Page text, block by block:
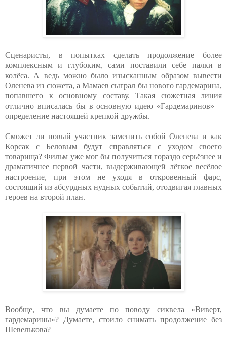
Сценаристы, в попытках сделать продолжение более
комплексным и глубоким, сами поставили себе палки в
колёса. А ведь можно было изысканным образом вывести
Оленева из сюжета, а Мамаев сыграл бы нового гардемарина,
попавшего к основному составу. Такая сюжетная линия
отлично вписалась бы в основную идею «Гардемаринов» –
определение настоящей крепкой дружбы.
Сможет ли новый участник заменить собой Оленева и как
Корсак с Беловым будут справляться с уходом своего
товарища? Фильм уже мог бы получиться гораздо серьёзнее и
драматичнее первой части, выдерживающей лёгкое весёлое
настроение, при этом не уходя в откровенный фарс,
состоящий из абсурдных нудных событий, отодвигая главных
героев на второй план.
Вообще, что вы думаете по поводу сиквела «Виверт,
гардемарины»? Думаете, стоило снимать продолжение без
Шевелькова?